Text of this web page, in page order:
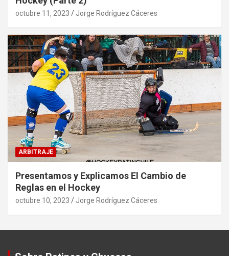
octubre 11, 2023 Jorge Rodríguez Cáceres
ARBITRAJE
Presentamos y Explicamos El Cambio de
Reglas en el Hockey
octubre 10, 2023 Jorge Rodríguez Cáceres